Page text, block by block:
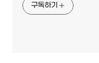
구독하기